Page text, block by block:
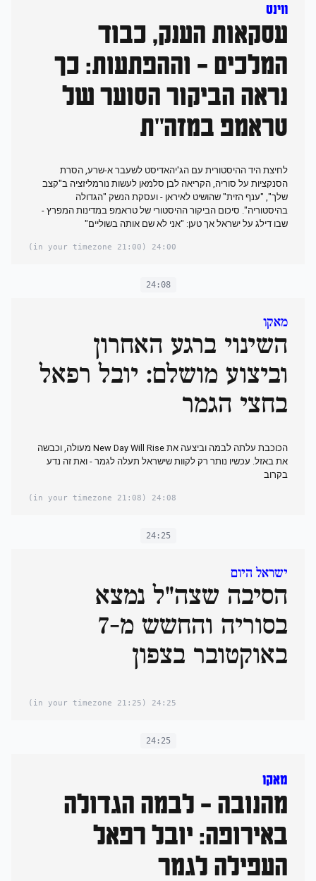
ווינט
עסקאות הענק, כבוד
המלכים - וההפתעות: כך
נראה הביקור הסוער של
טראמפ במזה"ת
לחיצת היד ההיסטורית עם הג'יהאדיסט לשעבר א-שרע, הסרת
הסנקציות על סוריה, הקריאה לבן סלמאן לעשות נורמליזציה ב"קצב
שלך", "ענף הזית" שהושיט לאיראן - ועסקת הנשק "הגדולה
בהיסטוריה". סיכום הביקור ההיסטורי של טראמפ במדינות המפרץ -
שבו דילג על ישראל אך טען: "אני לא שם אותה בשוליים"
24:00
(21:00 in your timezone)
24:08
מאקו
השינוי ברגע האחרון
וביצוע מושלם: יובל רפאל
בחצי הגמר
הכוכבת עלתה לבמה וביצעה את New Day Will Rise מעולה, וכבשה
את באזל. עכשיו נותר רק לקוות שישראל תעלה לגמר - ואת זה נדע
בקרוב
24:08
(21:08 in your timezone)
24:25
ישראל היום
הסיבה שצה"ל נמצא
בסוריה והחשש מ-7
באוקטובר בצפון
24:25
(21:25 in your timezone)
24:25
מאקו
מהנובה - לבמה הגדולה
באירופה: יובל רפאל
העפילה לגמר